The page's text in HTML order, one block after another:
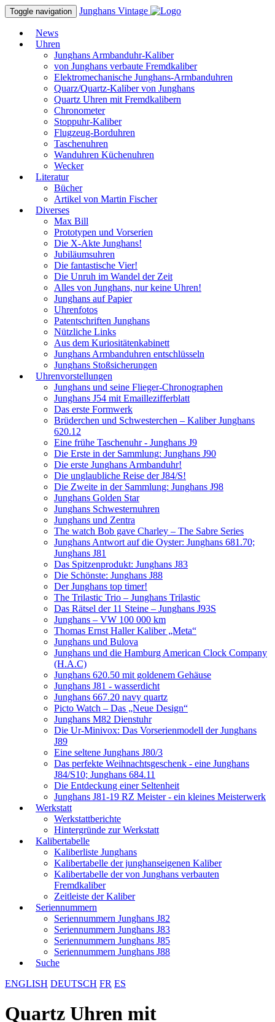
Toggle navigation Junghans Vintage
News
Uhren
Junghans Armbanduhr-Kaliber
von Junghans verbaute Fremdkaliber
Elektromechanische Junghans-Armbanduhren
Quarz/Quartz-Kaliber von Junghans
Quartz Uhren mit Fremdkalibern
Chronometer
Stoppuhr-Kaliber
Flugzeug-Borduhren
Taschenuhren
Wanduhren Küchenuhren
Wecker
Literatur
Bücher
Artikel von Martin Fischer
Diverses
Max Bill
Prototypen und Vorserien
Die X-Akte Junghans!
Jubiläumsuhren
Die fantastische Vier!
Die Unruh im Wandel der Zeit
Alles von Junghans, nur keine Uhren!
Junghans auf Papier
Uhrenfotos
Patentschriften Junghans
Nützliche Links
Aus dem Kuriositätenkabinett
Junghans Armbanduhren entschlüsseln
Junghans Stoßsicherungen
Uhrenvorstellungen
Junghans und seine Flieger-Chronographen
Junghans J54 mit Emaillezifferblatt
Das erste Formwerk
Brüderchen und Schwesterchen – Kaliber Junghans
620.12
Eine frühe Taschenuhr - Junghans J9
Die Erste in der Sammlung: Junghans J90
Die erste Junghans Armbanduhr!
Die unglaubliche Reise der J84/S!
Die Zweite in der Sammlung: Junghans J98
Junghans Golden Star
Junghans Schwesternuhren
Junghans und Zentra
The watch Bob gave Charley – The Sabre Series
Junghans Antwort auf die Oyster: Junghans 681.70;
Junghans J81
Das Spitzenprodukt: Junghans J83
Die Schönste: Junghans J88
Der Junghans top timer!
The Trilastic Trio – Junghans Trilastic
Das Rätsel der 11 Steine – Junghans J93S
Junghans – VW 100 000 km
Thomas Ernst Haller Kaliber „Meta“
Junghans und Bulova
Junghans und die Hamburg American Clock Company
(H.A.C)
Junghans 620.50 mit goldenem Gehäuse
Junghans J81 - wasserdicht
Junghans 667.20 navy quartz
Picto Watch – Das „Neue Design“
Junghans M82 Dienstuhr
Die Ur-Minivox: Das Vorserienmodell der Junghans
J89
Eine seltene Junghans J80/3
Das perfekte Weihnachtsgeschenk - eine Junghans
J84/S10; Junghans 684.11
Die Entdeckung einer Seltenheit
Junghans J81-19 RZ Meister - ein kleines Meisterwerk
Werkstatt
Werkstattberichte
Hintergründe zur Werkstatt
Kalibertabelle
Kaliberliste Junghans
Kalibertabelle der junghanseigenen Kaliber
Kalibertabelle der von Junghans verbauten
Fremdkaliber
Zeitleiste der Kaliber
Seriennummern
Seriennummern Junghans J82
Seriennummern Junghans J83
Seriennummern Junghans J85
Seriennummern Junghans J88
Suche
ENGLISH DEUTSCH FR ES
Quartz Uhren mit